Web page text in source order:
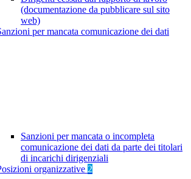
(documentazione da pubblicare sul sito
web)
per mancata comunicazione dei dati
Sanzioni per mancata o incompleta
comunicazione dei dati da parte dei titolari
di incarichi dirigenziali
organizzative 2